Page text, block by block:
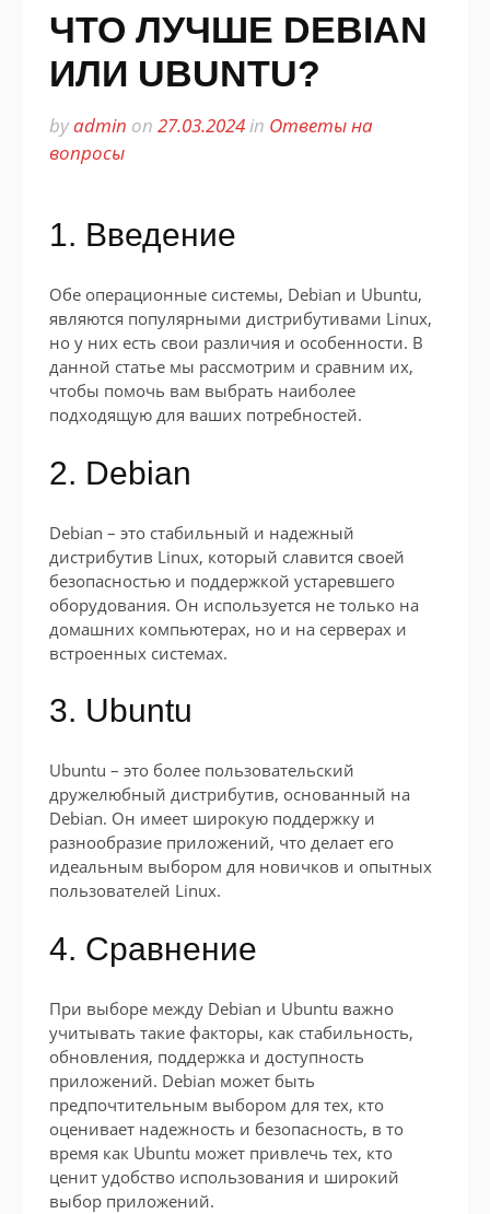
ЧТО ЛУЧШЕ DEBIAN
ИЛИ UBUNTU?
byadmin on 27.03.2024in Ответы на
вопросы
1. Введение
Обе операционные системы, Debian и Ubuntu,
являются популярными дистрибутивами Linux,
но у них есть свои различия и особенности. В
данной статье мы рассмотрим и сравним их,
чтобы помочь вам выбрать наиболее
подходящую для ваших потребностей.
2. Debian
Debian – это стабильный и надежный
дистрибутив Linux, который славится своей
безопасностью и поддержкой устаревшего
оборудования. Он используется не только на
домашних компьютерах, но и на серверах и
встроенных системах.
3. Ubuntu
Ubuntu – это более пользовательский
дружелюбный дистрибутив, основанный на
Debian. Он имеет широкую поддержку и
разнообразие приложений, что делает его
идеальным выбором для новичков и опытных
пользователей Linux.
4. Сравнение
При выборе между Debian и Ubuntu важно
учитывать такие факторы, как стабильность,
обновления, поддержка и доступность
приложений. Debian может быть
предпочтительным выбором для тех, кто
оценивает надежность и безопасность, в то
время как Ubuntu может привлечь тех, кто
ценит удобство использования и широкий
выбор приложений.